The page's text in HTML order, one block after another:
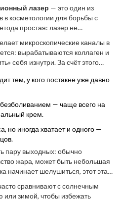
лазер — это один из
косметологии для борьбы с
простая: лазер не
часть кожи остаётся
тем участкам,
микроскопические каналы в
вырабатываются коллаген и
себя изнутри. За счёт этого
тем, у кого постакне уже давно
— чаще всего на
крем.
но иногда хватает и одного —
пару выходных: обычно
жара, может быть небольшая
начинает шелушиться, этот этап
следы.
сравнивают с солнечным
зимой, чтобы избежать